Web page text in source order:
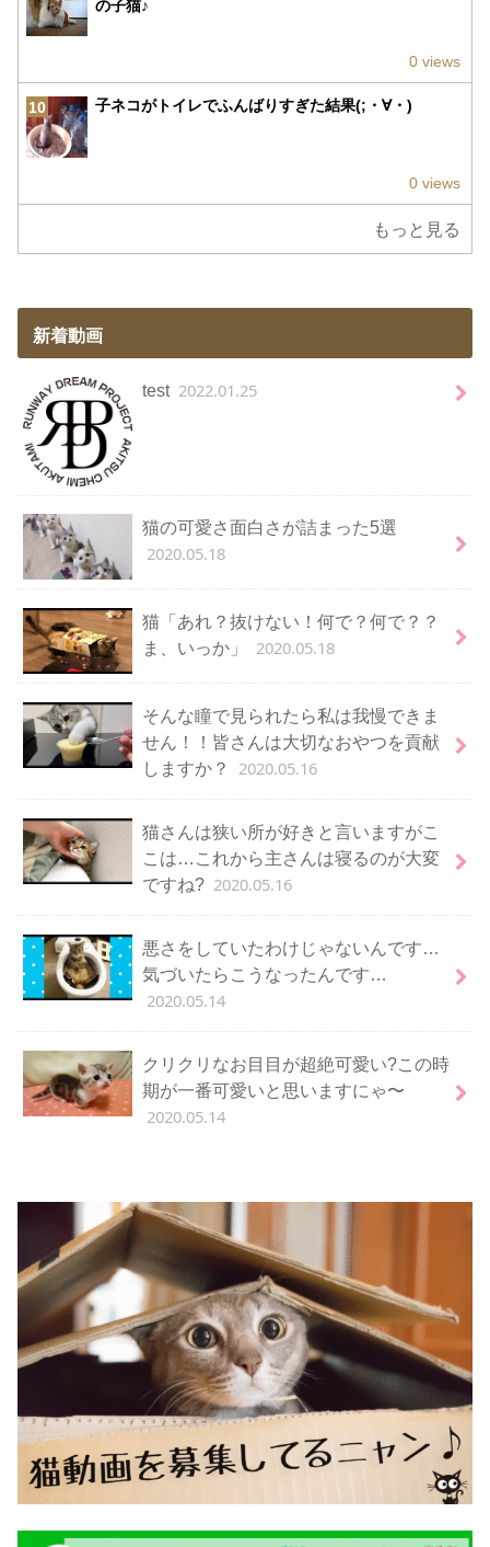
の子猫♪
0 views
10 子ネコがトイレでふんばりすぎた結果(;・∀・)
0 views
もっと見る
新着動画
test 2022.01.25
猫の可愛さ面白さが詰まった5選
2020.05.18
猫「あれ？抜けない！何で？何で？？
ま、いっか」
2020.05.18
そんな瞳で見られたら私は我慢できま
せん！！皆さんは大切なおやつを貢献
しますか？
2020.05.16
猫さんは狭い所が好きと言いますがこ
こは…これから主さんは寝るのが大変
ですね? 2020.05.16
悪さをしていたわけじゃないんです…
気づいたらこうなったんです…
2020.05.14
クリクリなお目目が超絶可愛い?この時
期が一番可愛いと思いますにゃ〜
2020.05.14